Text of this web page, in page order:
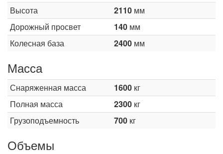
Высота
2110 мм
Дорожный просвет
140 мм
Колесная база
2400 мм
Масса
Снаряженная масса 1600 кг
Полная масса
2300 кг
Грузоподъемность
700 кг
Объемы